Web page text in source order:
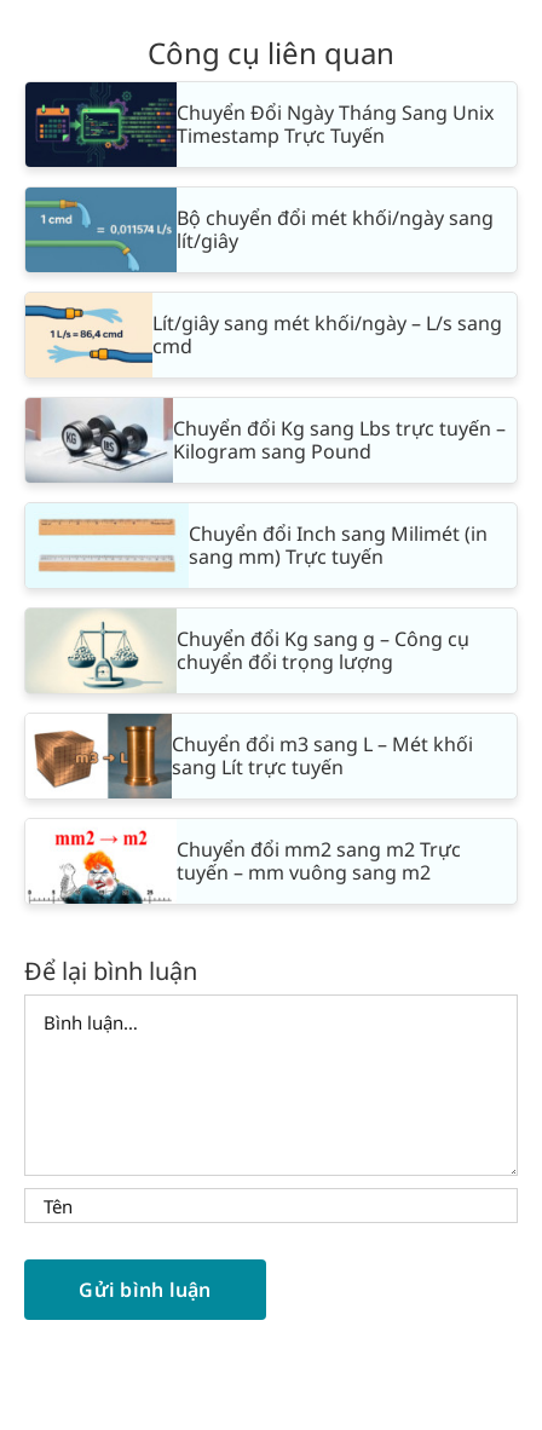
Công cụ liên quan
Chuyển Đổi Ngày Tháng Sang Unix
Timestamp Trực Tuyến
Bộ chuyển đổi mét khối/ngày sang
lít/giây
Lít/giây sang mét khối/ngày – L/s sang
cmd
Chuyển đổi Kg sang Lbs trực tuyến –
Kilogram sang Pound
Chuyển đổi Inch sang Milimét (in
sang mm) Trực tuyến
Chuyển đổi Kg sang g – Công cụ
chuyển đổi trọng lượng
Chuyển đổi m3 sang L – Mét khối
sang Lít trực tuyến
Chuyển đổi mm2 sang m2 Trực
tuyến – mm vuông sang m2
Để lại bình luận